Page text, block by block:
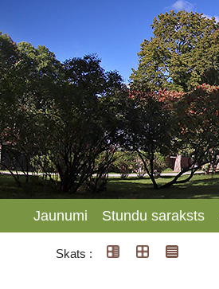
Jaunumi Stundu saraksts
Skats :